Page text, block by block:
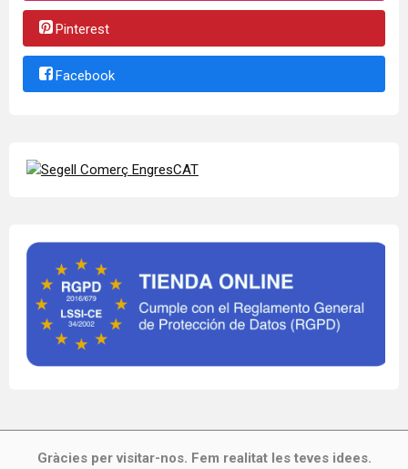
Pinterest
Facebook
Gràcies per visitar-nos. Fem realitat les teves idees.